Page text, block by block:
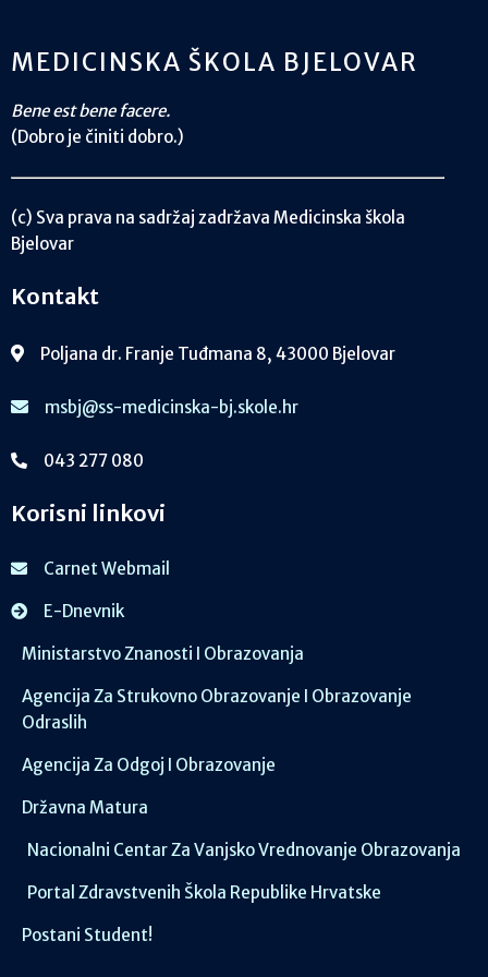
MEDICINSKA ŠKOLA BJELOVAR
Bene est bene facere.
(Dobro je činiti dobro.)
(c) Sva prava na sadržaj zadržava Medicinska škola
Bjelovar
Kontakt
Poljana dr. Franje Tuđmana 8, 43000 Bjelovar
msbj@ss-medicinska-bj.skole.hr
043 277 080
Korisni linkovi
Carnet Webmail
E-Dnevnik
Ministarstvo Znanosti I Obrazovanja
Agencija Za Strukovno Obrazovanje I Obrazovanje
Odraslih
Agencija Za Odgoj I Obrazovanje
Državna Matura
Nacionalni Centar Za Vanjsko Vrednovanje Obrazovanja
Portal Zdravstvenih Škola Republike Hrvatske
Postani Student!